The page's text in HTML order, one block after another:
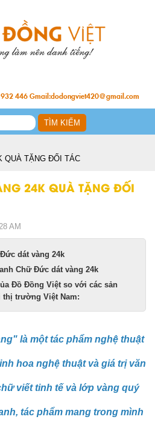
446 Gmail:dodongviet420@gmail.com
QUÀ TẶNG ĐỐI TÁC
24K QUÀ TẶNG ĐỐI
AM
dát vàng 24k
Chữ Đức dát vàng 24k
Đồ Đồng Việt so với các sản
thị trường Việt Nam:
là một tác phẩm nghệ thuật
hoa nghệ thuật và giá trị văn
viết tinh tế và lớp vàng quý
tác phẩm mang trong mình